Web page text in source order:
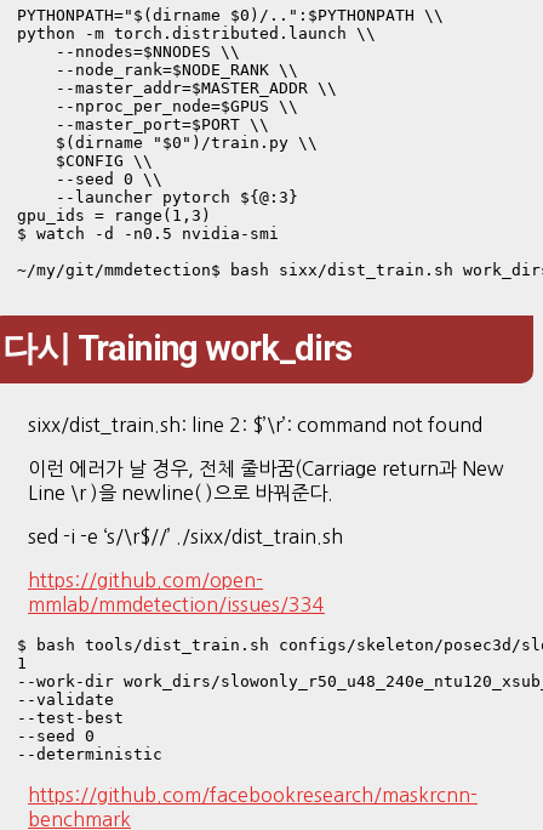
PYTHONPATH="$(dirname $0)/..":$PYTHONPATH \\
python -m torch.distributed.launch \\
    --nnodes=$NNODES \\
    --node_rank=$NODE_RANK \\
    --master_addr=$MASTER_ADDR \\
    --nproc_per_node=$GPUS \\
    --master_port=$PORT \\
    $(dirname "$0")/train.py \\
    $CONFIG \\
    --seed 0 \\
    --launcher pytorch ${@:3}
gpu_ids = range(1,3)
$ watch -d -n0.5 nvidia-smi
~/my/git/mmdetection$ bash sixx/dist_train.sh
다시 Training work_dirs
sixx/dist_train.sh: line 2: $’\r’: command not found
이런 에러가 날 경우, 전체 줄바꿈(Carriage return과 New
Line \r )을 newline( )으로 바꿔준다.
sed -i -e ‘s/\r$//’ ./sixx/dist_train.sh
https://github.com/open-
mmlab/mmdetection/issues/334
$ bash tools/dist_train.sh configs/skeleton/posec3d/
1
--work-dir work_dirs/
--validate
--test-best
--seed 0
--deterministic
https://github.com/facebookresearch/maskrcnn-
benchmark